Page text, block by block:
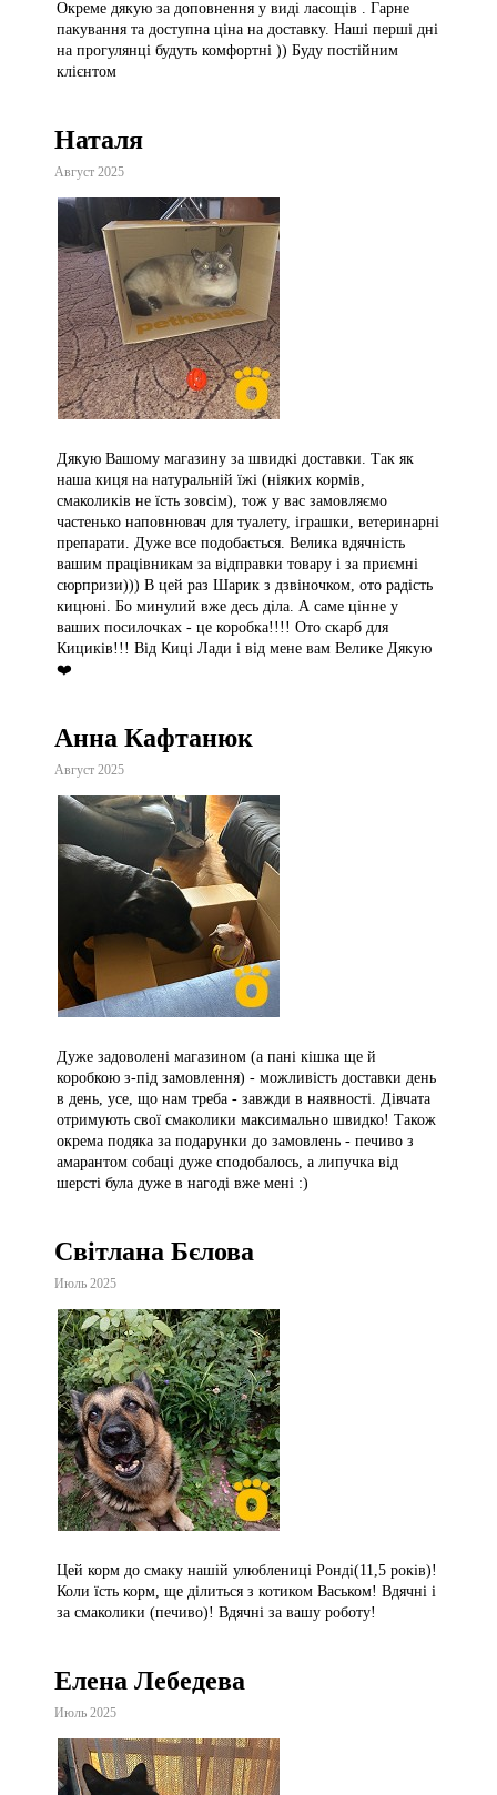
Окреме дякую за доповнення у виді ласощів . Гарне
пакування та доступна ціна на доставку. Наші перші дні
на прогулянці будуть комфортні )) Буду постійним
клієнтом
Наталя
Август 2025
Дякую Вашому магазину за швидкі доставки. Так як
наша киця на натуральній їжі (ніяких кормів,
смаколиків не їсть зовсім), тож у вас замовляємо
частенько наповнювач для туалету, іграшки, ветеринарні
препарати. Дуже все подобається. Велика вдячність
вашим працівникам за відправки товару і за приємні
сюрпризи))) В цей раз Шарик з дзвіночком, ото радість
кицюні. Бо минулий вже десь діла. А саме цінне у
ваших посилочках - це коробка!!!! Ото скарб для
Кициків!!! Від Киці Лади і від мене вам Велике Дякую
❤️
Анна Кафтанюк
Август 2025
Дуже задоволені магазином (а пані кішка ще й
коробкою з-під замовлення) - можливість доставки день
в день, усе, що нам треба - завжди в наявності. Дівчата
отримують свої смаколики максимально швидко! Також
окрема подяка за подарунки до замовлень - печиво з
амарантом собаці дуже сподобалось, а липучка від
шерсті була дуже в нагоді вже мені :)
Світлана Бєлова
Июль 2025
Цей корм до смаку нашій улюблениці Ронді(11,5 років)!
Коли їсть корм, ще ділиться з котиком Васьком! Вдячні і
за смаколики (печиво)! Вдячні за вашу роботу!
Елена Лебедева
Июль 2025